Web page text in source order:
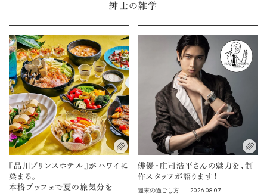
紳士の雑学
『品川プリンスホテル』がハワイに
染まる。
本格ブッフェで夏の旅気分を
俳優・庄司浩平さんの魅力を、制
作スタッフが語ります！
週末の過ごし方 2026.08.07